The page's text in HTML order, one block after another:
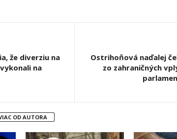
že diverziu na
na
Ostrihoňová naďalej
zo zahraničných
OD AUTORA